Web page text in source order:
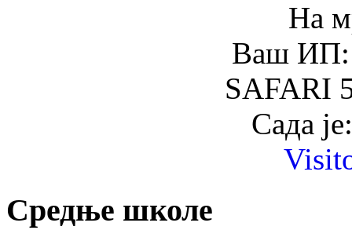
На
Ваш ИП:
SAFARI
Сада
Средње школе